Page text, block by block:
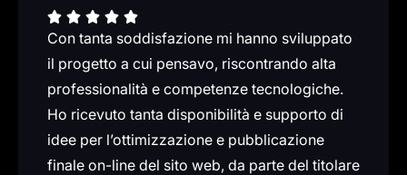
Con tanta soddisfazione mi hanno sviluppato
il progetto a cui pensavo, riscontrando alta
professionalità e competenze tecnologiche.
Ho ricevuto tanta disponibilità e supporto di
idee per l’ottimizzazione e pubblicazione
finale on-line del sito web, da parte del titolare